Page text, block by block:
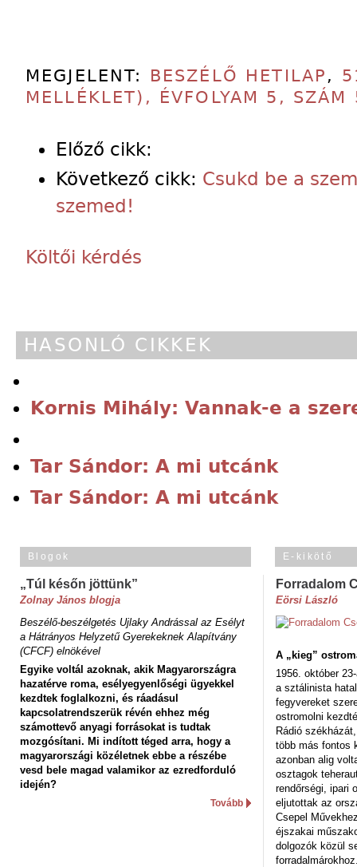
MEGJELENT: BESZÉLŐ HETILAP ,
MELLÉKLET), ÉVFOLYAM 5, SZÁM
Előző cikk:
Következő cikk: Csukd be a
szemed!
Költői kérdés
HASONLÓ CIKKEK
Kornis Mihály: Vannak-e a
Tar Sándor: A mi utcánk
Tar Sándor: A mi utcánk
Blogok
„Túl későn jöttünk”
Zolnay János blogja
Beszélő-beszélgetés Ujlaky Andrással az Esélyt
a Hátrányos Helyzetű Gyerekeknek Alapítvány
(CFCF) elnökével
Egyike voltál azoknak, akik Magyarországra
hazatérve roma, esélyegyenlőségi ügyekkel
kezdtek foglalkozni, és ráadásul
kapcsolatrendszerük révén ehhez még
számottevő anyagi forrásokat is tudtak
mozgósítani. Mi indított téged arra, hogy a
magyarországi közéletnek ebbe a részébe
vesd bele magad valamikor az ezredforduló
idején?
Tovább
E-kikötő
Forradalom
Eörsi László
A „kieg”
1956. október
a sztálinista
fegyvereket
ostromolni
Rádió
több más fontos
azonban alig
osztagok
rendőrségi, ipari
eljutottak az
Csepel
éjszakai
dolgozók közül